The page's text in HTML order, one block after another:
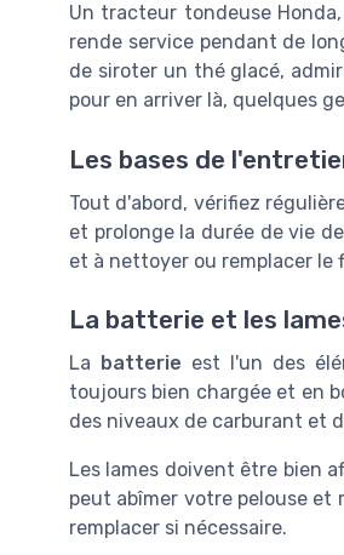
Un tracteur tondeuse
rende service pendant de
de siroter un thé glacé,
pour en arriver là, quelques
Les bases de
Tout d'abord, vérifiez
et prolonge la durée de vie
et à nettoyer ou remplacer
La batterie et les
La batterie est l'un des
toujours bien chargée et en
des niveaux de carburant et
Les lames doivent être bien
peut abîmer votre pelouse et
remplacer si nécessaire.